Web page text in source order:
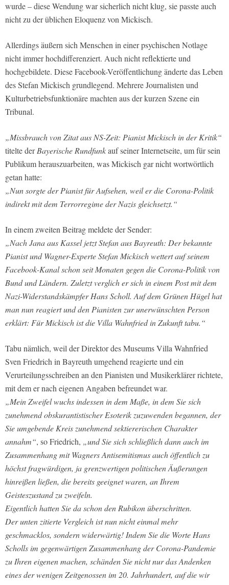
wurde – diese Wendung war sicherlich nicht klug, sie passte auch
nicht zu der üblichen Eloquenz von Mickisch.
Allerdings äußern sich Menschen in einer psychischen Notlage
nicht immer hochdifferenziert. Auch nicht reflektierte und
hochgebildete. Diese Facebook-Veröffentlichung änderte das Leben
des Stefan Mickisch grundlegend. Mehrere Journalisten und
Kulturbetriebsfunktionäre machten aus der kurzen Szene ein
Tribunal.
„Missbrauch von Zitat aus NS-Zeit: Pianist Mickisch in der Kritik“
titelte derBayerische Rundfunkauf seiner Internetseite, um für sein
Publikum herauszuarbeiten, was Mickisch gar nicht wortwörtlich
getan hatte:
„Nun sorgte der Pianist für Aufsehen, weil er die Corona-Politik
indirekt mit dem Terrorregime der Nazis gleichsetzt.“
In einem zweiten Beitrag meldete der Sender:
„Nach Jana aus Kassel jetzt Stefan aus Bayreuth: Der bekannte
Pianist und Wagner-Experte Stefan Mickisch wettert auf seinem
Facebook-Kanal schon seit Monaten gegen die Corona-Politik von
Bund und Ländern. Zuletzt verglich er sich in einem Post mit dem
Nazi-Widerstandskämpfer Hans Scholl. Auf dem Grünen Hügel hat
man nun reagiert und den Pianisten zur unerwünschten Person
erklärt: Für Mickisch ist die Villa Wahnfried in Zukunft tabu.“
Tabu nämlich, weil der Direktor des Museums Villa Wahnfried
Sven Friedrich in Bayreuth umgehend reagierte und ein
Verurteilungsschreiben an den Pianisten und Musikerklärer richtete,
mit dem er nach eigenen Angaben befreundet war.
„Mein Zweifel wuchs indessen in dem Maße, in dem Sie sich
zunehmend obskurantistischer Esoterik zuzuwenden begannen, der
Sie umgebende Kreis zunehmend sektiererischen Charakter
annahm“, so Friedrich, „und Sie sich schließlich dann auch im
Zusammenhang mit Wagners Antisemitismus auch öffentlich zu
höchst fragwürdigen, ja grenzwertigen politischen Äußerungen
hinreißen ließen, die bereits geeignet waren, an Ihrem
Geisteszustand zu zweifeln.
Eigentlich hatten Sie da schon den Rubikon überschritten.
Der unten zitierte Vergleich ist nun nicht einmal mehr
geschmacklos, sondern widerwärtig! Indem Sie die Worte Hans
Scholls im gegenwärtigen Zusammenhang der Corona-Pandemie
zu Ihren eigenen machen, schänden Sie nicht nur das Andenken
eines der wenigen Zeitgenossen im 20. Jahrhundert, auf die wir